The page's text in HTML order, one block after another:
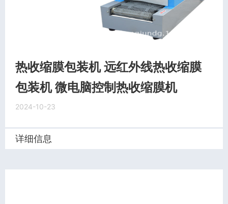
热收缩膜包装机 远红外线热收缩膜
包装机 微电脑控制热收缩膜机
2024-10-23
详细信息